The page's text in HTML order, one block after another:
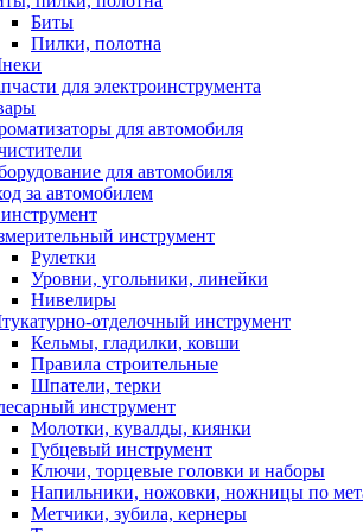
Биты
Пилки, полотна
для электроинструмента
для автомобиля
для автомобиля
за автомобилем
инструмент
Рулетки
Уровни, угольники, линейки
Нивелиры
отделочный инструмент
Кельмы, гладилки, ковши
Правила строительные
Шпатели, терки
инструмент
Молотки, кувалды, киянки
Губцевый инструмент
Ключи, торцевые головки и наборы
Напильники, ножовки, ножницы по
Метчики, зубила, кернеры